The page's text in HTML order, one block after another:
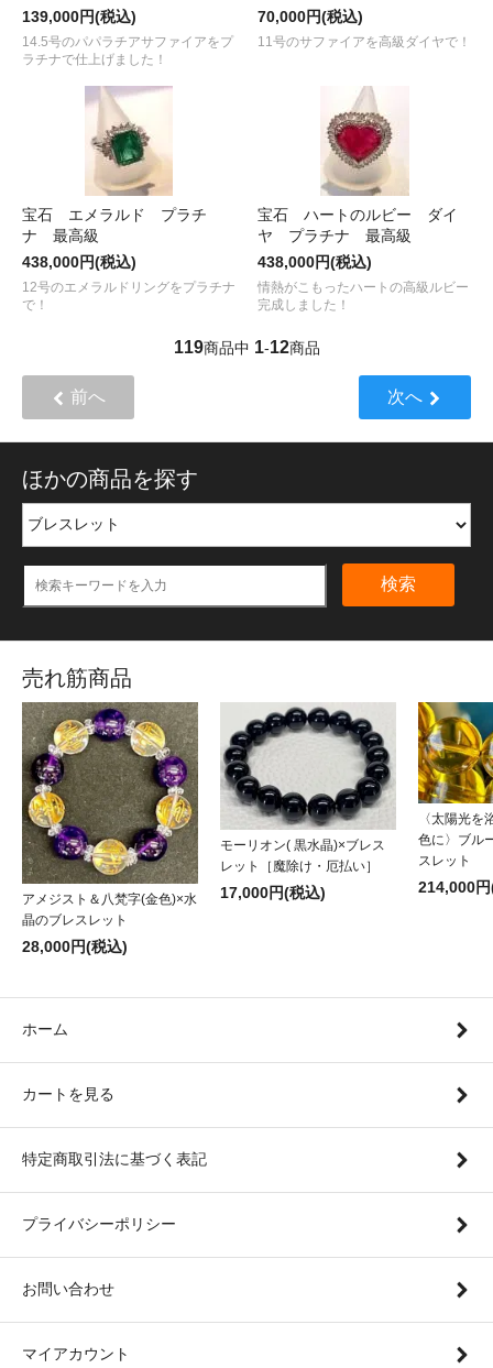
139,000円(税込)
14.5号のパパラチアサファイアをプ
ラチナで仕上げました！
70,000円(税込)
11号のサファイアを高級ダイヤで！
宝石 エメラルド プラチ
ナ 最高級
438,000円(税込)
12号のエメラルドリングをプラチナ
で！
宝石 ハートのルビー ダイ
ヤ プラチナ 最高級
438,000円(税込)
情熱がこもったハートの高級ルビー
完成しました！
119商品中 1-12商品
前へ 次へ
ほかの商品を探す
検索
売れ筋商品
アメジスト＆八梵字(金色)×水
晶のブレスレット
28,000円(税込)
モーリオン( 黒水晶)×ブレス
レット［魔除け・厄払い］
17,000円(税込)
〈太陽光を
色に〉ブル
スレット
214,000
ホーム
カートを見る
特定商取引法に基づく表記
プライバシーポリシー
お問い合わせ
マイアカウント